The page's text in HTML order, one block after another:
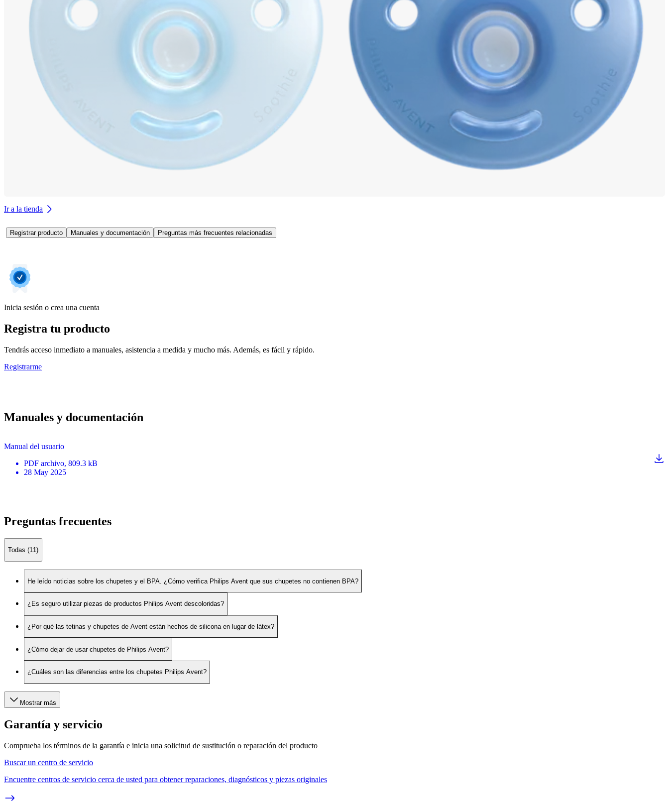
Ir a la tienda
Registrar producto Manuales y documentación Preguntas más frecuentes relacionadas
Inicia sesión o crea una cuenta
Registra tu producto
Tendrás acceso inmediato a manuales, asistencia a medida y mucho más. Además, es fácil y rápido.
Registrarme
Manuales y documentación
Manual del usuario
PDF archivo, 809.3 kB
28 May 2025
Preguntas frecuentes
Todas (11)
He leído noticias sobre los chupetes y el BPA. ¿Cómo verifica Philips Avent que sus chupetes no contienen BPA?
¿Es seguro utilizar piezas de productos Philips Avent descoloridas?
¿Por qué las tetinas y chupetes de Avent están hechos de silicona en lugar de látex?
¿Cómo dejar de usar chupetes de Philips Avent?
¿Cuáles son las diferencias entre los chupetes Philips Avent?
Mostrar más
Garantía y servicio
Comprueba los términos de la garantía e inicia una solicitud de sustitución o reparación del producto
Buscar un centro de servicio
Encuentre centros de servicio cerca de usted para obtener reparaciones, diagnósticos y piezas originales